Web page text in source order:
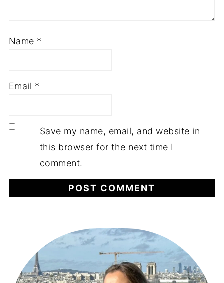
Name *
Email *
Save my name, email, and website in
this browser for the next time I
comment.